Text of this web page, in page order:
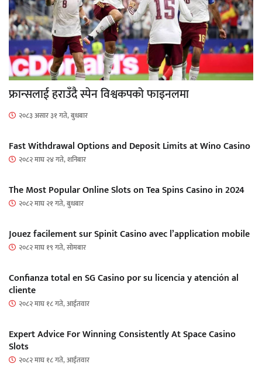
फ्रान्सलाई हराउँदै स्पेन विश्वकपको फाइनलमा
२०८३ असार ३१ गते, बुधबार
Fast Withdrawal Options and Deposit Limits at Wino Casino
२०८२ माघ २४ गते, शनिबार
The Most Popular Online Slots on Tea Spins Casino in 2024
२०८२ माघ २१ गते, बुधबार
Jouez facilement sur Spinit Casino avec l’application mobile
२०८२ माघ १९ गते, सोमबार
Confianza total en SG Casino por su licencia y atención al
cliente
२०८२ माघ १८ गते, आईतवार
Expert Advice For Winning Consistently At Space Casino
Slots
२०८२ माघ १८ गते, आईतवार